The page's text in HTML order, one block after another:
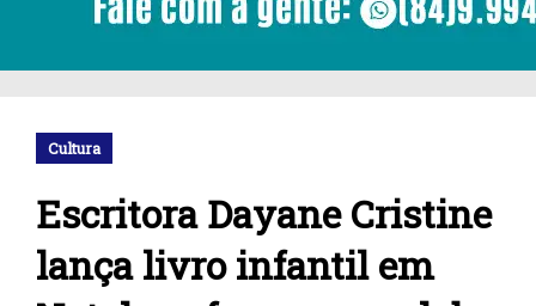
Cultura
Escritora Dayane Cristine
lança livro infantil em